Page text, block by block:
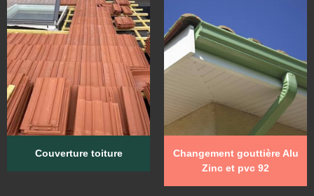
Couverture toiture
Changement gouttière Alu
Zinc et pvc 92